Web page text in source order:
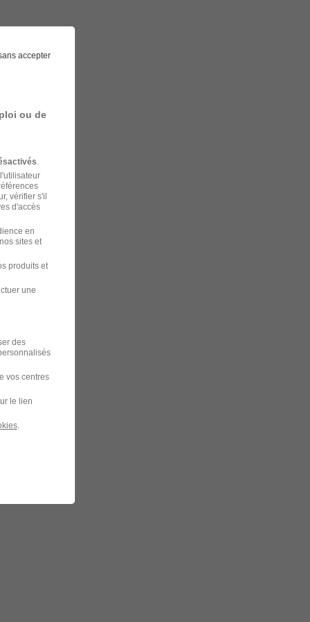
accepter
ou de
.
vérifier s'il
d'accès
en
sites et
produits et
une
des
vos centres
le lien
.